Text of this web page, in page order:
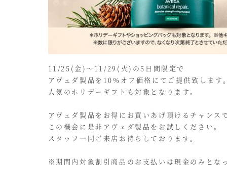
11/25(金)～11/29(火)の5日間限定で
アヴェダ製品を10%オフ価格にてご提供致します
人気のホリデーギフトも対象となります。
アヴェダ製品をお得にお買いあげ頂けるチャンス
この機会に是非アヴェダ製品をお試しください。
スタッフ一同ご来店お待ちしております。
※期間内対象割引商品のお支払いは現金のみとな